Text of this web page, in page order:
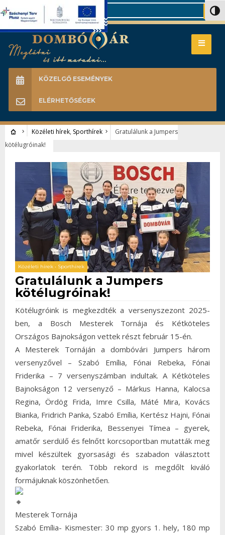
Search
KÖZELGŐ ESEMÉNYEK
ELÉRHETŐSÉGEK
Közéleti hírek, Sporthírek
Gratulálunk a Jumpers
kötélugróinak!
Közéleti hírek • Sporthírek
Gratulálunk a Jumpers
kötélugróinak!
Kötélugróink is megkezdték a versenyszezont 2025-
ben, a Bosch Mesterek Tornája és Kétköteles
Országos Bajnokságon vettek részt február 15-én.
A Mesterek Tornáján a dombóvári Jumpers három
versenyzővel – Szabó Emília, Fónai Rebeka, Fónai
Friderika – 7 versenyszámban indultak. A Kétköteles
Bajnokságon 12 versenyző – Márkus Hanna, Kalocsa
Regina, Ördög Frida, Imre Csilla, Máté Mira, Kovács
Bianka, Fridrich Panka, Szabó Emília, Kertész Hajni, Fónai
Rebeka, Fónai Friderika, Bessenyei Tímea – gyerek,
amatőr serdülő és felnőtt korcsoportban mutatták meg
mivel készültek gyorsasági és szabadon választott
gyakorlatok terén. Több rekord is megdőlt kiváló
formájuknak köszönhetően.
Mesterek Tornája
Szabó Emília- Kismester: 30 mp gyors 1. hely, 180 mp